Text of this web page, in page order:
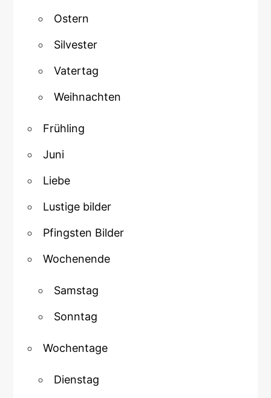
Ostern
Silvester
Vatertag
Weihnachten
Frühling
Juni
Liebe
Lustige bilder
Pfingsten Bilder
Wochenende
Samstag
Sonntag
Wochentage
Dienstag